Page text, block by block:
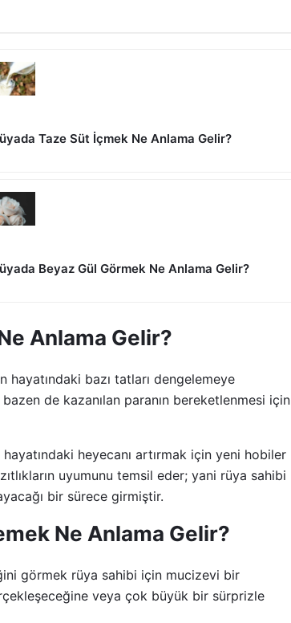
Taze Süt İçmek Ne Anlama Gelir?
Beyaz Gül Görmek Ne Anlama Gelir?
Anlama Gelir?
bazı tatları dengelemeye
de kazanılan paranın bereketlenmesi için
heyecanı artırmak için yeni hobiler
uyumunu temsil eder; yani rüya sahibi
bir sürece girmiştir.
Ne Anlama Gelir?
görmek rüya sahibi için mucizevi bir
veya çok büyük bir sürprizle